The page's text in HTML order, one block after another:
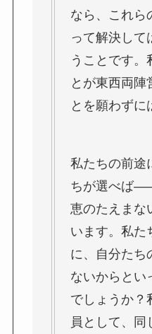
なら、これら
って解決して
うことです。
とが東西両陣
とを願わずに
私たちの前
ちが選べば
恵のたえまな
います。私た
に、自分たち
ないからとい
でしょうか？
員として、同